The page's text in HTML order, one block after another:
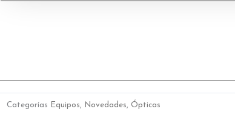
Categorías Equipos, Novedades, Ópticas